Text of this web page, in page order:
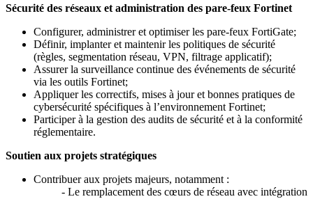
Sécurité des réseaux et administration des pare-feux Fortinet
Configurer, administrer et optimiser les pare-feux FortiGate;
Définir, implanter et maintenir les politiques de sécurité
(règles, segmentation réseau, VPN, filtrage applicatif);
Assurer la surveillance continue des événements de sécurité
via les outils Fortinet;
Appliquer les correctifs, mises à jour et bonnes pratiques de
cybersécurité spécifiques à l’environnement Fortinet;
Participer à la gestion des audits de sécurité et à la conformité
réglementaire.
Soutien aux projets stratégiques
Contribuer aux projets majeurs, notamment :
- Le remplacement des cœurs de réseau avec intégration